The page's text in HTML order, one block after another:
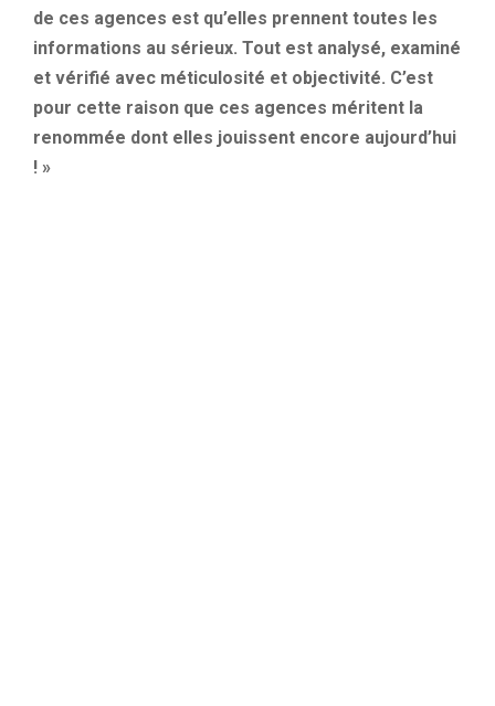
de ces agences est qu’elles prennent toutes les
informations au sérieux. Tout est analysé, examiné
et vérifié avec méticulosité et objectivité. C’est
pour cette raison que ces agences méritent la
renommée dont elles jouissent encore aujourd’hui
! »